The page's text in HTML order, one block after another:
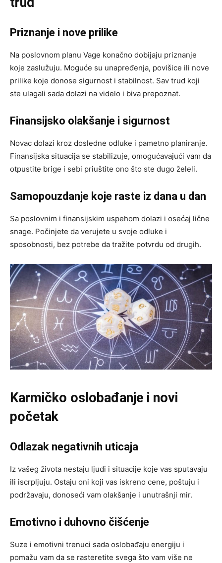
Priznanje i nove prilike
Na poslovnom planu Vage konačno dobijaju priznanje
koje zaslužuju. Moguće su unapređenja, povišice ili nove
prilike koje donose sigurnost i stabilnost. Sav trud koji
ste ulagali sada dolazi na videlo i biva prepoznat.
Finansijsko olakšanje i sigurnost
Novac dolazi kroz dosledne odluke i pametno planiranje.
Finansijska situacija se stabilizuje, omogućavajući vam da
otpustite brige i sebi priuštite ono što ste dugo želeli.
Samopouzdanje koje raste iz dana u dan
Sa poslovnim i finansijskim uspehom dolazi i osećaj lične
snage. Počinjete da verujete u svoje odluke i
sposobnosti, bez potrebe da tražite potvrdu od drugih.
Karmičko oslobađanje i novi
početak
Odlazak negativnih uticaja
Iz vašeg života nestaju ljudi i situacije koje vas sputavaju
ili iscrpljuju. Ostaju oni koji vas iskreno cene, poštuju i
podržavaju, donoseći vam olakšanje i unutrašnji mir.
Emotivno i duhovno čišćenje
Suze i emotivni trenuci sada oslobađaju energiju i
pomažu vam da se rasteretite svega što vam više ne